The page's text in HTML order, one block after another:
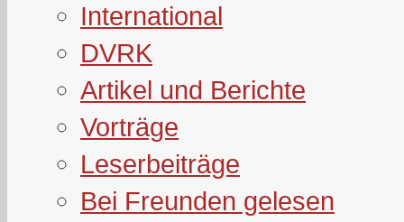
International
DVRK
Artikel und Berichte
Vorträge
Leserbeiträge
Bei Freunden gelesen